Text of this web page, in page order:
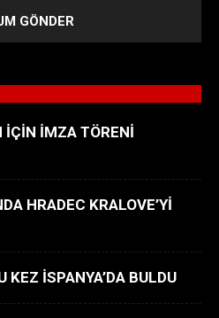
İÇİN İMZA TÖRENİ
HRADEC KRALOVE’Yİ
KEZ İSPANYA’DA BULDU